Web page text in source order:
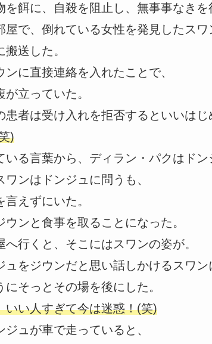
を餌に、自殺を阻止し、無事事なきを
屋で、倒れている女性を発見したスワ
送した。
ンに直接連絡を入れたことで、
が立っていた。
患者は受け入れを拒否するといいはじ
)
いる言葉から、ディラン・パクはドン
ワンはドンジュに問うも、
えずにいた。
ウンと食事を取ることになった。
へ行くと、そこにはスワンの姿が。
ュをジウンだと思い話しかけるスワン
にそっとその場を後にした。
いい人すぎて今は迷惑！(笑)
ジュが車で走っていると、